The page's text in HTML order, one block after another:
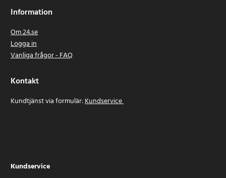
Information
Om 24.se
Logga in
Vanliga frågor - FAQ
Kontakt
Kundtjänst via formulär:Kundservice
Kundservice